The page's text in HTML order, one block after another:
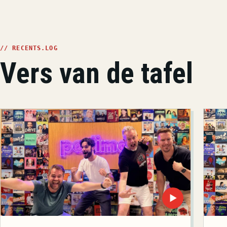
// RECENTS.LOG
Vers van de tafel
▶